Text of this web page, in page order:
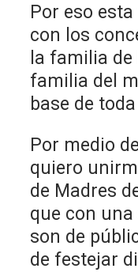
Por eso
con los
la familia
familia del
base de
Por medio
quiero
de Madres
que con
son de
de festejar